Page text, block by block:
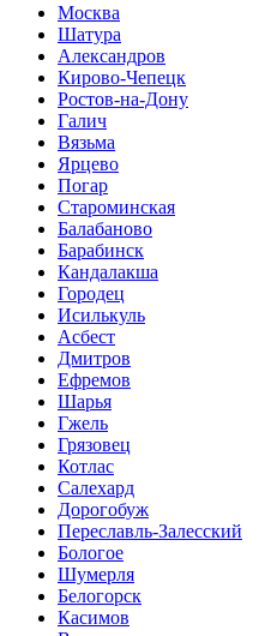
Москва
Шатура
Александров
Кирово-Чепецк
Ростов-на-Дону
Галич
Вязьма
Ярцево
Погар
Староминская
Балабаново
Барабинск
Кандалакша
Городец
Исилькуль
Асбест
Дмитров
Ефремов
Шарья
Гжель
Грязовец
Котлас
Салехард
Дорогобуж
Переславль-Залесский
Бологое
Шумерля
Белогорск
Касимов